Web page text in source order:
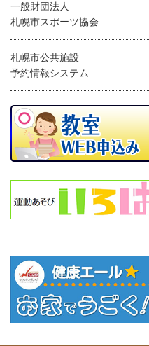
一般財団法人
札幌市スポーツ協会
札幌市公共施設
予約情報システム